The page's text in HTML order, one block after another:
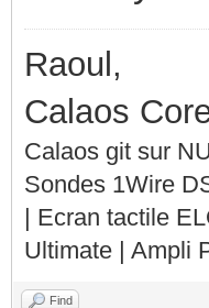
Raoul,
Calaos
Calaos git sur
Sondes 1Wire
| Ecran tactile
Ultimate | Ampli
Find